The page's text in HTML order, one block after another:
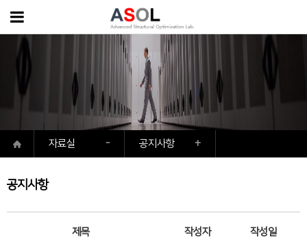
자료실 공지사항
공지사항
제목 작성자 작성일